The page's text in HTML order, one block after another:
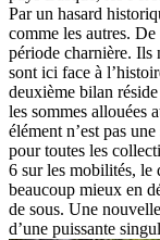
Par un hasard
comme les autres.
période charnière. Ils
sont ici face à
deuxième bilan
les sommes allouées
élément n’est pas
pour toutes les
6 sur les mobilités, le
beaucoup mieux en
de sous. Une
d’une puissante